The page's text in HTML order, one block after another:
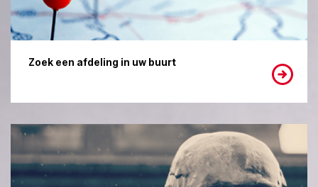
Zoek een afdeling in uw buurt